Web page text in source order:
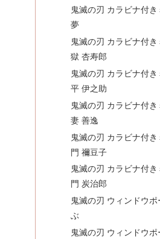
鬼滅の刃 カラビナ付
夢
鬼滅の刃 カラビナ付
獄 杏寿郎
鬼滅の刃 カラビナ付
平 伊之助
鬼滅の刃 カラビナ付
妻 善逸
鬼滅の刃 カラビナ付
門 禰豆子
鬼滅の刃 カラビナ付
門 炭治郎
鬼滅の刃 ウィンドウ
ぶ
鬼滅の刃 ウィンドウ